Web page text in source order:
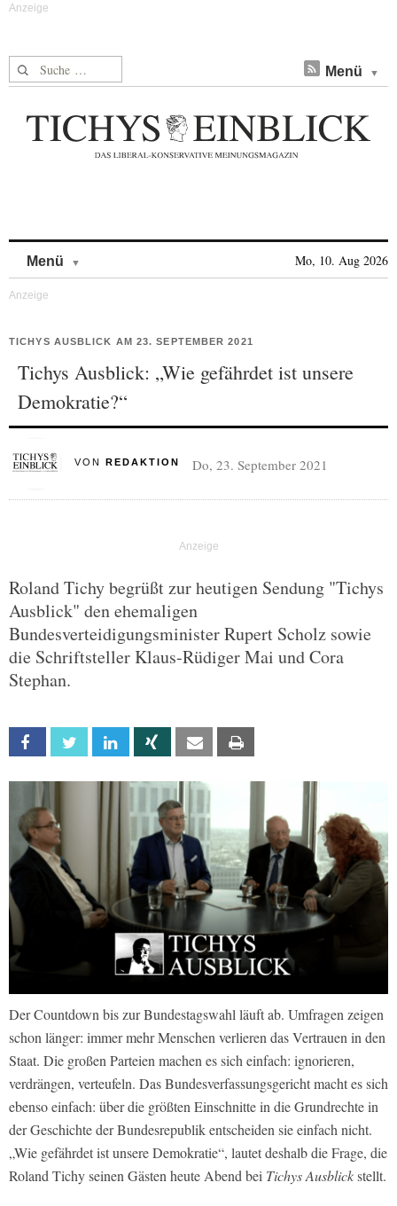
Suche nach: Menü
Menü Mo, 10. Aug 2026
TICHYS AUSBLICK AM 23. SEPTEMBER 2021
Tichys Ausblick: „Wie gefährdet ist unsere
Demokratie?“
VON REDAKTION Do, 23. September 2021
Roland Tichy begrüßt zur heutigen Sendung "Tichys
Ausblick" den ehemaligen
Bundesverteidigungsminister Rupert Scholz sowie
die Schriftsteller Klaus-Rüdiger Mai und Cora
Stephan.
Facebook Twitter Linkedin Xing Email
Der Countdown bis zur Bundestagswahl läuft ab. Umfragen zeigen
schon länger: immer mehr Menschen verlieren das Vertrauen in den
Staat. Die großen Parteien machen es sich einfach: ignorieren,
verdrängen, verteufeln. Das Bundesverfassungsgericht macht es sich
ebenso einfach: über die größten Einschnitte in die Grundrechte in
der Geschichte der Bundesrepublik entscheiden sie einfach nicht.
„Wie gefährdet ist unsere Demokratie“, lautet deshalb die Frage, die
Roland Tichy seinen Gästen heute Abend bei Tichys Ausblickstellt.